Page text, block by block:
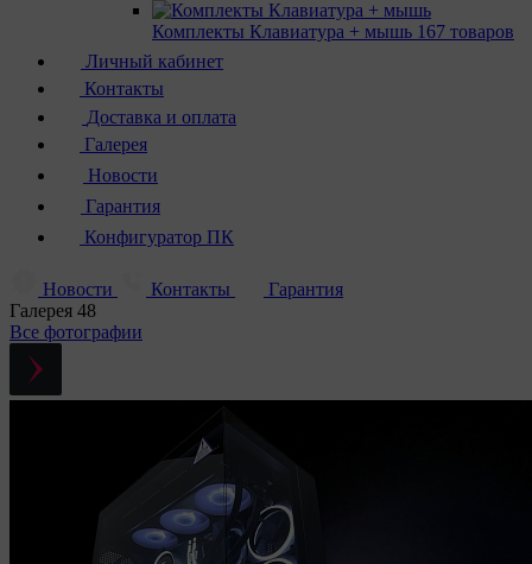
Комплекты Клавиатура + мышь 167 товаров
Личный кабинет
Контакты
Доставка и оплата
Галерея
Новости
Гарантия
Конфигуратор ПК
Новости Контакты
Гарантия
Галерея 48
Все фотографии